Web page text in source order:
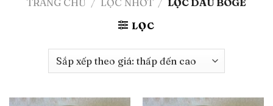
TRANG CHỦ / LỌC NHỚT / LỌC DẦU BOGE
LỌC